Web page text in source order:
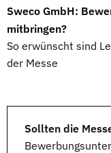
Sweco GmbH:
mitbringen?
So erwünscht sind
der Messe
Sollten die